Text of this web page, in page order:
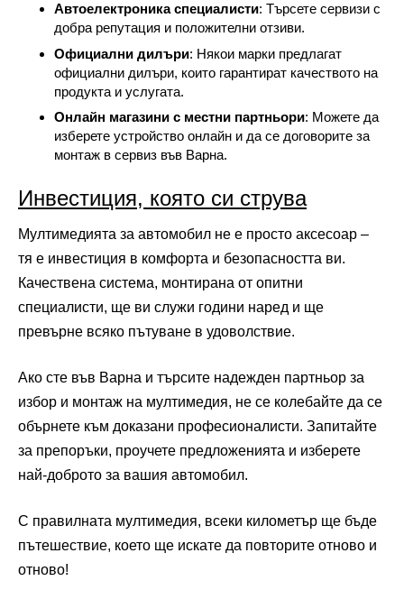
Автоелектроника специалисти: Търсете сервизи с
добра репутация и положителни отзиви.
Официални дилъри: Някои марки предлагат
официални дилъри, които гарантират качеството на
продукта и услугата.
Онлайн магазини с местни партньори: Можете да
изберете устройство онлайн и да се договорите за
монтаж в сервиз във Варна.
Инвестиция, която си струва
Мултимедията за автомобил не е просто аксесоар –
тя е инвестиция в комфорта и безопасността ви.
Качествена система, монтирана от опитни
специалисти, ще ви служи години наред и ще
превърне всяко пътуване в удоволствие.
Ако сте във Варна и търсите надежден партньор за
избор и монтаж на мултимедия, не се колебайте да се
обърнете към доказани професионалисти. Запитайте
за препоръки, проучете предложенията и изберете
най-доброто за вашия автомобил.
С правилната мултимедия, всеки километър ще бъде
пътешествие, което ще искате да повторите отново и
отново!